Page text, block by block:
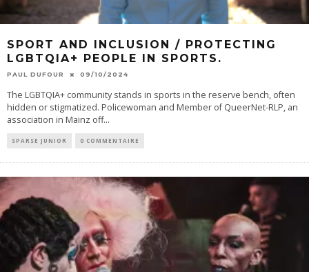
SPORT AND INCLUSION / PROTECTING
LGBTQIA+ PEOPLE IN SPORTS.
PAUL DUFOUR 09/10/2024
The LGBTQIA+ community stands in sports in the reserve bench, often
hidden or stigmatized. Policewoman and Member of QueerNet-RLP, an
association in Mainz off...
SPARSE JUNIOR 0 COMMENTAIRE